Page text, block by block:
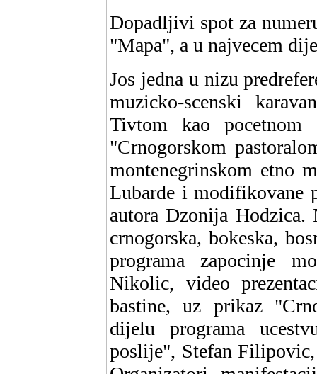
Dopadljivi spot za
"Mapa", a u najvecem
Jos jedna u nizu
muzicko-scenski
Tivtom kao pocetnom
"Crnogorskom
montenegrinskom etno
Lubarde i modifikovane
autora Dzonija Hodzica.
crnogorska, bokeska,
programa zapocinje
Nikolic, video
bastine, uz prikaz
dijelu programa
poslije", Stefan